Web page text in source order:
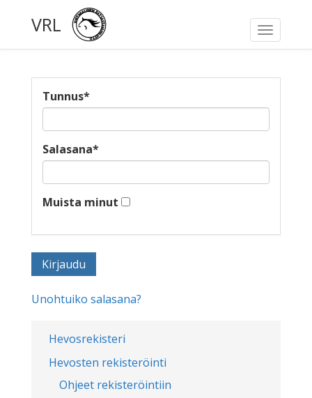
Toggle
VRL
Hevosrekisteri
Hevosten rekisteröinti
Ohjeet rekisteröintiin
Tunnus*
Salasana*
Muista minut
Unohtuiko salasana?